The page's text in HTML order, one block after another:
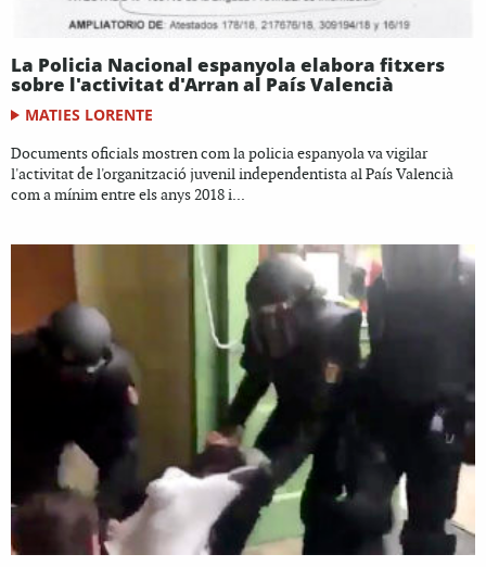
La Policia Nacional espanyola elabora fitxers
sobre l'activitat d'Arran al País Valencià
MATIES LORENTE
Documents oficials mostren com la policia espanyola va vigilar
l'activitat de l'organització juvenil independentista al País Valencià
com a mínim entre els anys 2018 i...